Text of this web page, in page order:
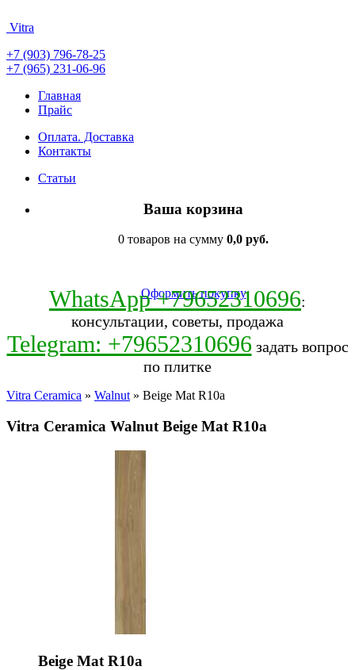
Vitra
+7 (903) 796-78-25
+7 (965) 231-06-96
Главная
Прайс
Оплата. Доставка
Контакты
Статьи
Ваша корзина
0 товаров на сумму 0,0 руб.
Оформить покупку
WhatsApp +79652310696:
консультации, советы, продажа
Telegram: +79652310696 задать вопрос
по плитке
Vitra Ceramica » Walnut» Beige Mat R10a
Vitra Ceramica Walnut Beige Mat R10a
Beige Mat R10a